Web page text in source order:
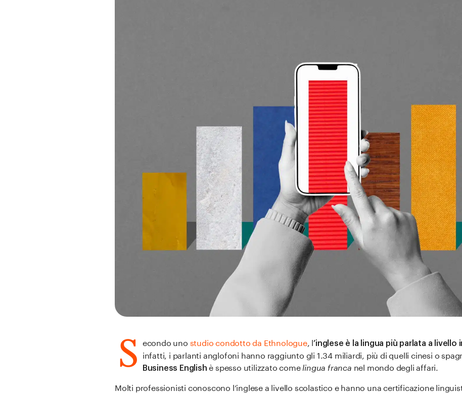
S econdo uno studio condotto da Ethnologue, l’inglese è la lingua più parlata a livello
infatti, i parlanti anglofoni hanno raggiunto gli 1.34 miliardi, più di quelli cinesi o
Business English è spesso utilizzato come lingua franca nel mondo degli affari.
Molti professionisti conoscono l’inglese a livello scolastico e hanno una certificazione